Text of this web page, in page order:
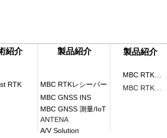
紹介 ​製品紹介
RTK
MBC RTKレシーバー
MBC GNSS INS
MBC GNSS 測量/IoT
ANTENA
A/V Solution
​製品紹介